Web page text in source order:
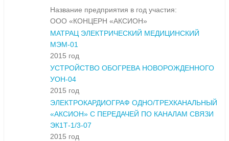
Название предприятия в год участия:
ООО «КОНЦЕРН «АКСИОН»
МАТРАЦ ЭЛЕКТРИЧЕСКИЙ МЕДИЦИНСКИЙ
МЭМ-01
2015 год
УСТРОЙСТВО ОБОГРЕВА НОВОРОЖДЕННОГО
УОН-04
2015 год
ЭЛЕКТРОКАРДИОГРАФ ОДНО/ТРЕХКАНАЛЬНЫЙ
«АКСИОН» С ПЕРЕДАЧЕЙ ПО КАНАЛАМ СВЯЗИ
ЭК1Т-1/3-07
2015 год